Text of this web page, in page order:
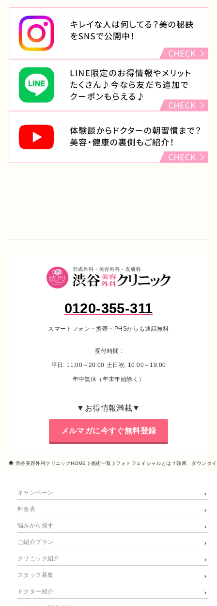
住所
渋谷西村總本店ビル4F
診療時間
月・木・金（祝日をのぞく）
：11:00～14:00 15:00～23:00
火・水
土・日・祝
：10:00～14:00 15:00～19:00
0120-355-311
スマートフォン・携帯・PHSからも通話無料
受付時間 :
平日: 11:00～20:00 土日祝: 10:00～19:00
年中無休（年末年始除く）
▼お得情報満載▼
メルマガに今すぐ無料登録
渋谷美容外科クリニックHOME 施術一覧 フォトフェイシャルとは？効果、ダウンタ
キャンペーン
料金表
悩みから探す
ご紹介プラン
クリニック紹介
スタッフ募集
ドクター紹介